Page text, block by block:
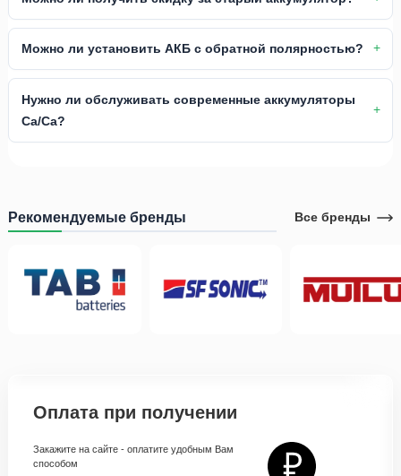
Можно ли установить АКБ с обратной полярностью?
Нужно ли обслуживать современные аккумуляторы
Ca/Ca?
Рекомендуемые бренды Все бренды
Оплата при получении
Закажите на сайте - оплатите удобным Вам
способом